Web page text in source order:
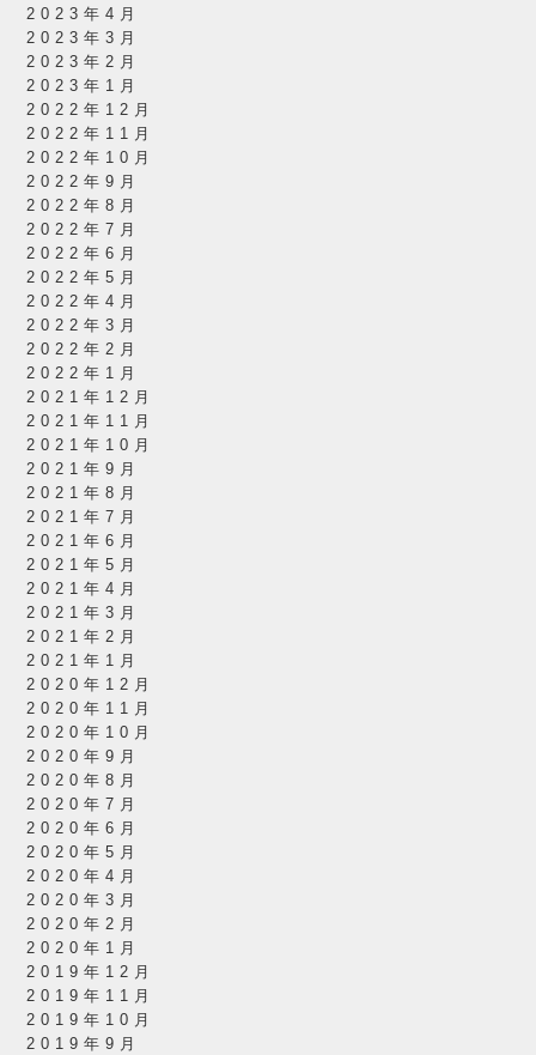
2023年4月
2023年3月
2023年2月
2023年1月
2022年12月
2022年11月
2022年10月
2022年9月
2022年8月
2022年7月
2022年6月
2022年5月
2022年4月
2022年3月
2022年2月
2022年1月
2021年12月
2021年11月
2021年10月
2021年9月
2021年8月
2021年7月
2021年6月
2021年5月
2021年4月
2021年3月
2021年2月
2021年1月
2020年12月
2020年11月
2020年10月
2020年9月
2020年8月
2020年7月
2020年6月
2020年5月
2020年4月
2020年3月
2020年2月
2020年1月
2019年12月
2019年11月
2019年10月
2019年9月